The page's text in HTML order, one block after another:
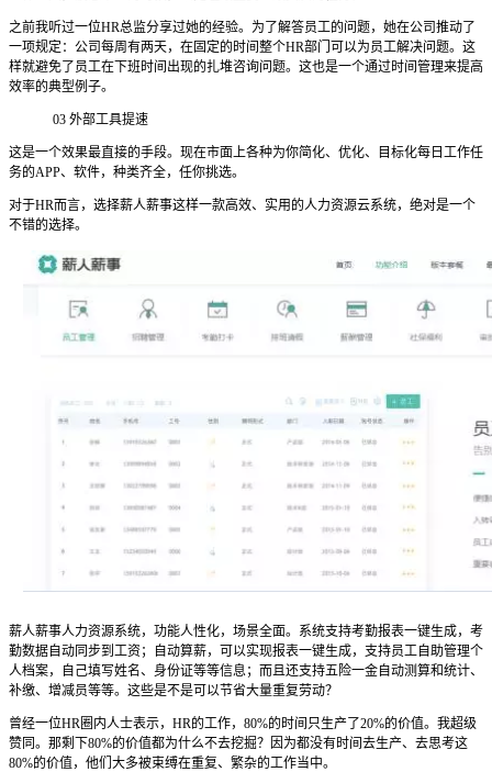
之前我听过一位HR总监分享过她的经验。为了解答员工的问题，她在公司推动了
一项规定：公司每周有两天，在固定的时间整个HR部门可以为员工解决问题。这
样就避免了员工在下班时间出现的扎堆咨询问题。这也是一个通过时间管理来提高
效率的典型例子。
03 外部工具提速
这是一个效果最直接的手段。现在市面上各种为你简化、优化、目标化每日工作任
务的APP、软件，种类齐全，任你挑选。
对于HR而言，选择薪人薪事这样一款高效、实用的人力资源云系统，绝对是一个
不错的选择。
薪人薪事人力资源系统，功能人性化，场景全面。系统支持考勤报表一键生成，考
勤数据自动同步到工资；自动算薪，可以实现报表一键生成，支持员工自助管理个
人档案，自己填写姓名、身份证等等信息；而且还支持五险一金自动测算和统计、
补缴、增减员等等。这些是不是可以节省大量重复劳动？
曾经一位HR圈内人士表示，HR的工作，80%的时间只生产了20%的价值。我超级
赞同。那剩下80%的价值都为什么不去挖掘？因为都没有时间去生产、去思考这
80%的价值，他们大多被束缚在重复、繁杂的工作当中。